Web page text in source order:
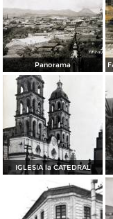
Panorama
IGLESIA la CATEDRAL